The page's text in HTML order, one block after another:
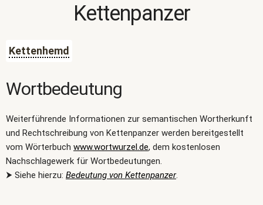
Kettenpanzer
Kettenhemd
Wortbedeutung
Weiterführende Informationen zur semantischen Wortherkunft
und Rechtschreibung von Kettenpanzer werden bereitgestellt
vom Wörterbuch www.wortwurzel.de, dem kostenlosen
Nachschlagewerk für Wortbedeutungen.
⮞ Siehe hierzu: Bedeutung von Kettenpanzer.